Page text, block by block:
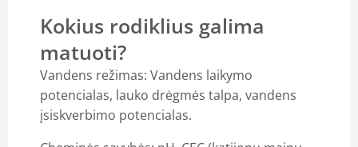
Kokius rodiklius galima
matuoti?
Vandens režimas: Vandens laikymo
potencialas, lauko drėgmės talpa, vandens
įsiskverbimo potencialas.